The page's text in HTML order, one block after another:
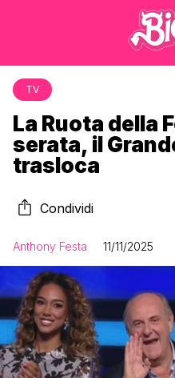
TV
La Ruota della
serata, il
trasloca
Condividi
Anthony Festa 11/11/2025